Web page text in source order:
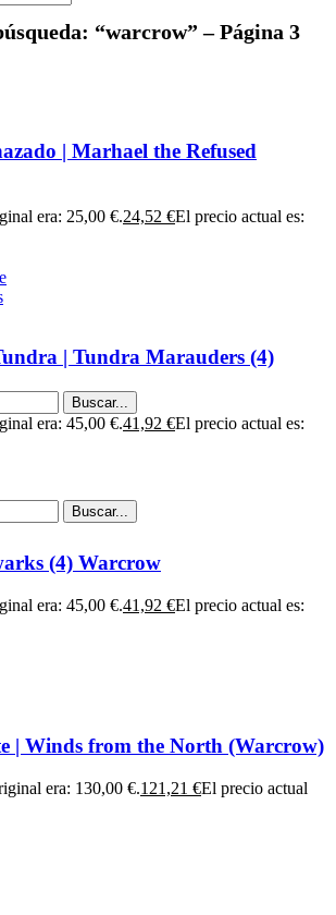
juego de mesa icónico que invita a los
en un mundo de fantasía y aventura
más inmersiva con nuestros tapetes
HeroQuest.
Buscar...
Buscar...
“warcrow” – Página 3
| Marhael the Refused
era: 25,00 €.24,52 €El precio actual es:
| Tundra Marauders (4)
era: 45,00 €.41,92 €El precio actual es:
(4) Warcrow
era: 45,00 €.41,92 €El precio actual es:
| Winds from the North (Warcrow)
era: 130,00 €.121,21 €El precio actual